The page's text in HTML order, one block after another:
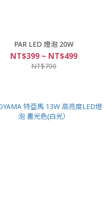
PAR LED 燈泡 20W
NT$399 ~ NT$499
NT$700